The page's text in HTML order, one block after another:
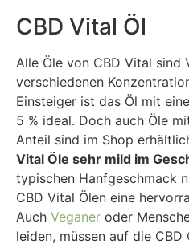
CBD Vital Öl
Alle Öle von CBD Vital sind
verschiedenen
Einsteiger ist das Öl mit
5 % ideal. Doch auch Öle
Anteil sind im Shop
Vital Öle sehr mild im
typischen Hanfgeschmack
CBD Vital Ölen eine
Auch Veganer oder
leiden, müssen auf die